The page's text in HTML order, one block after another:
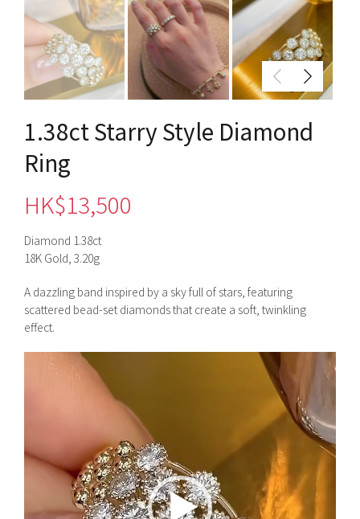
1.38ct Starry Style Diamond
Ring
HK$13,500
Diamond 1.38ct
18K Gold, 3.20g
A dazzling band inspired by a sky full of stars, featuring
scattered bead-set diamonds that create a soft, twinkling
effect.